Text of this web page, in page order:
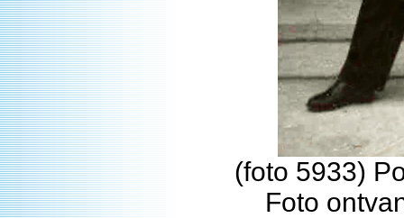
(foto 5933)
Foto